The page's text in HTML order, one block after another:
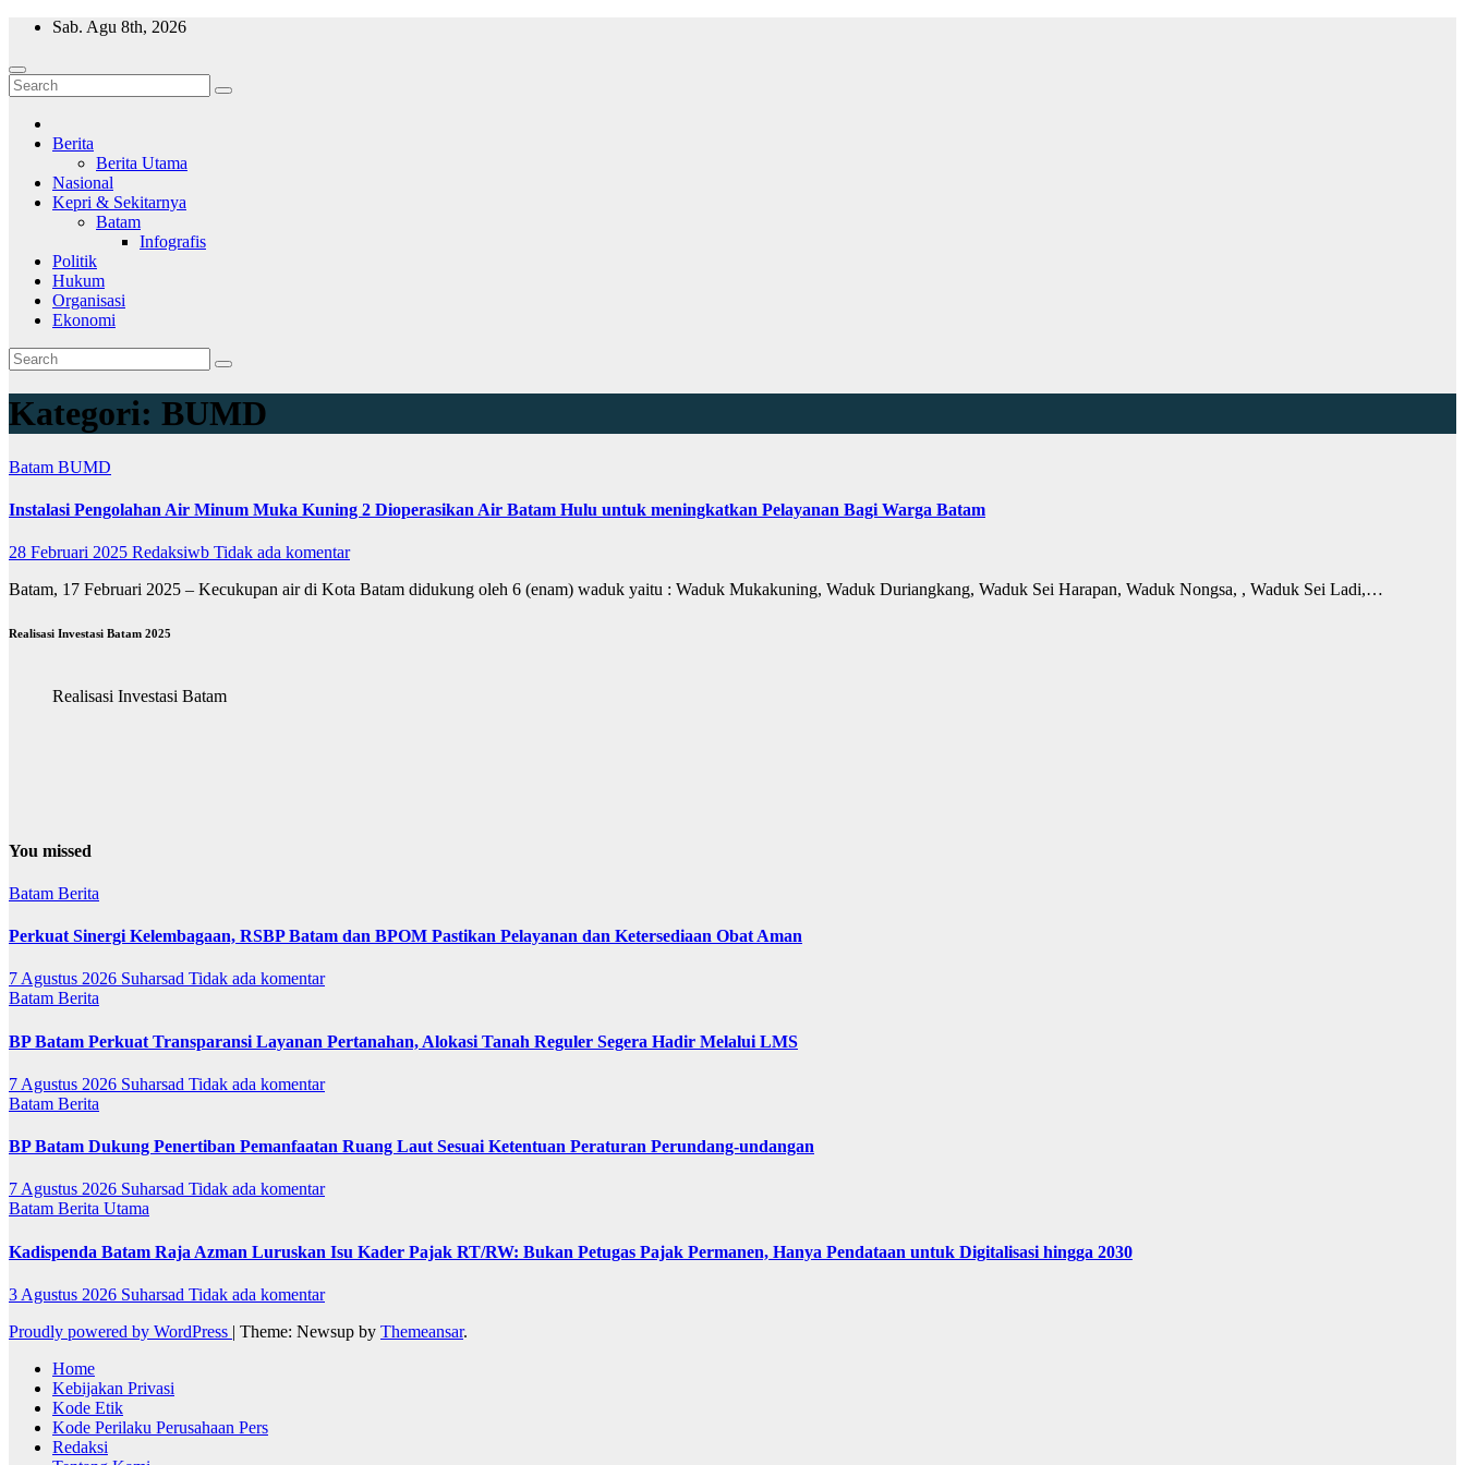
Skip
content
Sab. Agu 8th, 2026
Wajah Batam
CCTV nya kota Batam
Berita
Berita Utama
Nasional
Kepri & Sekitarnya
Batam
Infografis
Politik
Hukum
Organisasi
Ekonomi
Kategori: BUMD
Batam BUMD
Instalasi Pengolahan Air Minum Muka Kuning 2 Dioperasikan Air Batam Hulu untuk meningkatkan Pelayanan Bagi Warga Batam
28 Februari 2025 Redaksiwb Tidak ada komentar
Batam, 17 Februari 2025 – Kecukupan air di Kota Batam didukung oleh 6 (enam) waduk yaitu : Waduk Mukakuning, Waduk Duriangkang, Waduk Sei Harapan, Waduk Nongsa, , Waduk Sei Ladi,…
Realisasi Investasi Batam 2025
Realisasi Investasi Batam
You missed
Batam Berita
Perkuat Sinergi Kelembagaan, RSBP Batam dan BPOM Pastikan Pelayanan dan Ketersediaan Obat Aman
7 Agustus 2026 Suharsad Tidak ada komentar
Batam Berita
BP Batam Perkuat Transparansi Layanan Pertanahan, Alokasi Tanah Reguler Segera Hadir Melalui LMS
7 Agustus 2026 Suharsad Tidak ada komentar
Batam Berita
BP Batam Dukung Penertiban Pemanfaatan Ruang Laut Sesuai Ketentuan Peraturan Perundang-undangan
7 Agustus 2026 Suharsad Tidak ada komentar
Batam Berita Utama
Kadispenda Batam Raja Azman Luruskan Isu Kader Pajak RT/RW: Bukan Petugas Pajak Permanen, Hanya Pendataan untuk Digitalisasi hingga 2030
3 Agustus 2026 Suharsad Tidak ada komentar
Proudly powered by WordPress | Theme: Newsup by Themeansar.
Home
Kebijakan Privasi
Kode Etik
Kode Perilaku Perusahaan Pers
Redaksi